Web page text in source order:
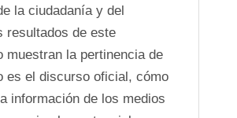
la ciudadanía y del
resultados de este
muestran la pertinencia de
es el discurso oficial, cómo
información de los medios